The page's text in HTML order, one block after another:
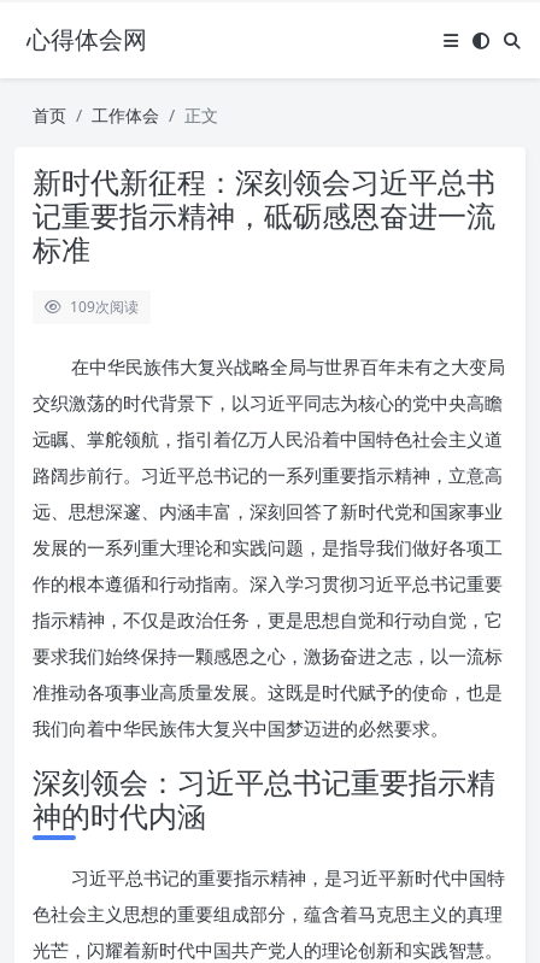
心得体会网
首页 工作体会 正文
新时代新征程：深刻领会习近平总书
记重要指示精神，砥砺感恩奋进一流
标准
109次阅读
在中华民族伟大复兴战略全局与世界百年未有之大变局
交织激荡的时代背景下，以习近平同志为核心的党中央高瞻
远瞩、掌舵领航，指引着亿万人民沿着中国特色社会主义道
路阔步前行。习近平总书记的一系列重要指示精神，立意高
远、思想深邃、内涵丰富，深刻回答了新时代党和国家事业
发展的一系列重大理论和实践问题，是指导我们做好各项工
作的根本遵循和行动指南。深入学习贯彻习近平总书记重要
指示精神，不仅是政治任务，更是思想自觉和行动自觉，它
要求我们始终保持一颗感恩之心，激扬奋进之志，以一流标
准推动各项事业高质量发展。这既是时代赋予的使命，也是
我们向着中华民族伟大复兴中国梦迈进的必然要求。
深刻领会：习近平总书记重要指示精
神的时代内涵
习近平总书记的重要指示精神，是习近平新时代中国特
色社会主义思想的重要组成部分，蕴含着马克思主义的真理
光芒，闪耀着新时代中国共产党人的理论创新和实践智慧。